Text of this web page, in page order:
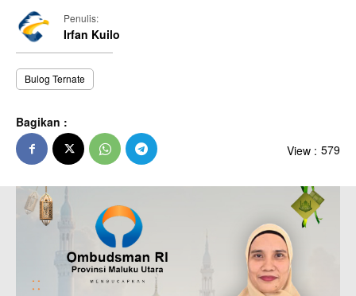
Penulis:
Irfan Kuilo
Bulog Ternate
Bagikan :
View : 579